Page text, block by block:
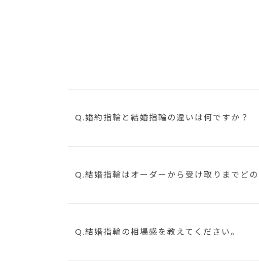
Q.婚約指輪と結婚指輪の違いは何ですか？
Q.結婚指輪はオーダーから受け取りまで ど
Q.結婚指輪の相場感を教えてください。